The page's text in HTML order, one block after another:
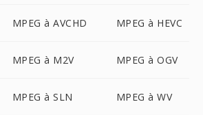
MPEG à AVCHD MPEG à HEVC
MPEG à M2V MPEG à OGV
MPEG à SLN MPEG à WV